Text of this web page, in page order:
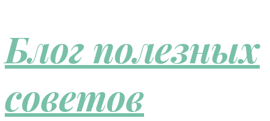
Блог полезных
советов